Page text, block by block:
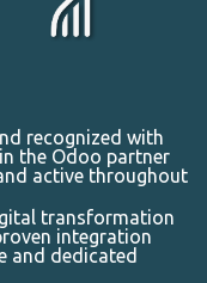
recognized with
the Odoo partner
active throughout
transformation
integration
and dedicated